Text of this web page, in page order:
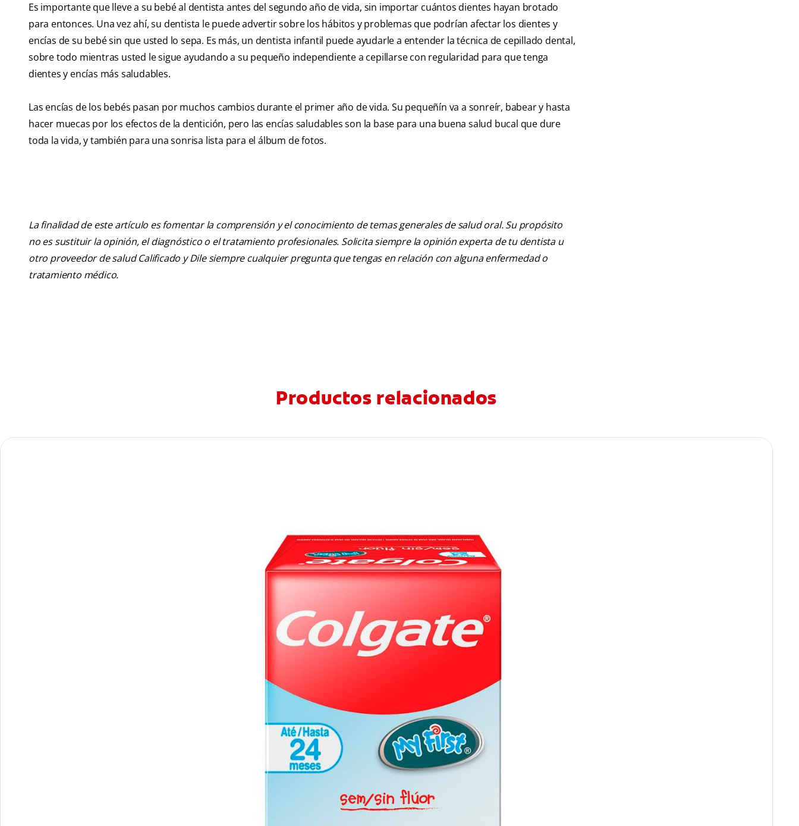
Es importante que lleve a su bebé al dentista antes del segundo año de vida, sin importar cuántos dientes hayan brotado
para entonces. Una vez ahí, su dentista le puede advertir sobre los hábitos y problemas que podrían afectar los dientes y
encías de su bebé sin que usted lo sepa. Es más, un dentista infantil puede ayudarle a entender la técnica de cepillado dental,
sobre todo mientras usted le sigue ayudando a su pequeño independiente a cepillarse con regularidad para que tenga
dientes y encías más saludables.
Las encías de los bebés pasan por muchos cambios durante el primer año de vida. Su pequeñín va a sonreír, babear y hasta
hacer muecas por los efectos de la dentición, pero las encías saludables son la base para una buena salud bucal que dure
toda la vida, y también para una sonrisa lista para el álbum de fotos.
La finalidad de este artículo es fomentar la comprensión y el conocimiento de temas generales de salud oral. Su propósito
no es sustituir la opinión, el diagnóstico o el tratamiento profesionales. Solicita siempre la opinión experta de tu dentista u
otro proveedor de salud Calificado y Dile siempre cualquier pregunta que tengas en relación con alguna enfermedad o
tratamiento médico.
Productos relacionados